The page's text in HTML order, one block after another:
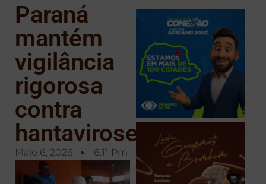
Paraná
mantém
vigilância
rigorosa
contra
hantavirose
Maio 6, 2026 6:11 Pm